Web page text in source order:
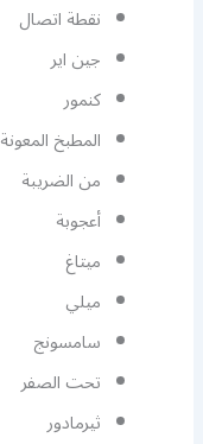
نقطة اتصال
جين اير
كنمور
المطبخ المعونة
من الضريبة
أعجوبة
ميتاغ
ميلي
سامسونج
تحت الصفر
ثيرمادور